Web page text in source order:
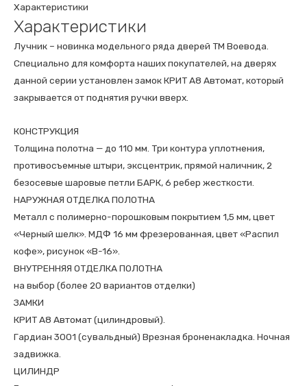
ЛУЧНИК-6
В-3
ВЕНГЕ
Характеристики
Характеристики
Лучник – новинка модельного ряда дверей ТМ Воевода.
Специально для комфорта наших покупателей, на дверях
данной серии установлен замок КРИТ А8 Автомат, который
закрывается от поднятия ручки вверх.
КОНСТРУКЦИЯ
Толщина полотна — до 110 мм. Три контура уплотнения,
противосъемные штыри, эксцентрик, прямой наличник, 2
безосевые шаровые петли БАРК, 6 ребер жесткости.
НАРУЖНАЯ ОТДЕЛКА ПОЛОТНА
Металл с полимерно-порошковым покрытием 1,5 мм, цвет
«Черный шелк». МДФ 16 мм фрезерованная, цвет «Распил
кофе», рисунок «В-16».
ВНУТРЕННЯЯ ОТДЕЛКА ПОЛОТНА
на выбор (более 20 вариантов отделки)
ЗАМКИ
КРИТ А8 Автомат (цилиндровый).
Гардиан 3001 (сувальдный) Врезная броненакладка. Ночная
задвижка.
ЦИЛИНДР